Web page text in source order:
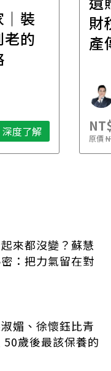
裝
的
深度了解
財
產
原價
來都沒變？蘇慧
：把力氣留在對
媚、徐懷鈺比青
50歲後最該保養的